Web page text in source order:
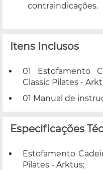
contraindicações.
Itens Inclusos
01 Estofamento
Classic Pilates -
01 Manual de
Especificações
Estofamento
Pilates - Arktus;